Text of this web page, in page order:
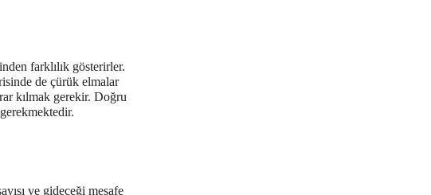
farklılık gösterirler.
de çürük elmalar
kılmak gerekir. Doğru
ve gideceği mesafe